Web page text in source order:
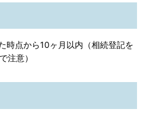
時点から10ヶ月以内（相続登記を
注意）